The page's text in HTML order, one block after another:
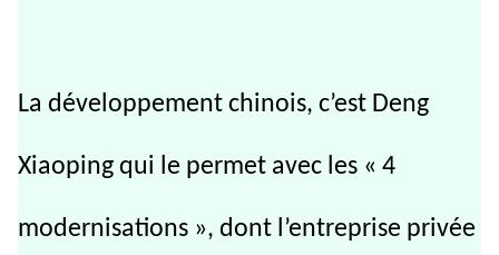
La développement chinois, c’est Deng
Xiaoping qui le permet avec les « 4
modernisations », dont l’entreprise privée